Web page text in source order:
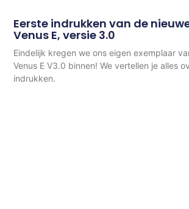
Eerste indrukken van de
Venus E, versie 3.0
Eindelijk kregen we ons eigen exemplaar
Venus E V3.0 binnen! We vertellen je alles
indrukken.